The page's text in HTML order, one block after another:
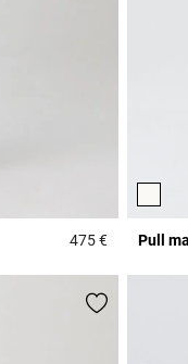
475 €4,6 out of 5
Pull